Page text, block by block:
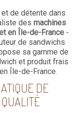
de détente dans
des machines
en Île-de-France-
de sandwichs
sa gamme de
et produit frais
Île-de-France.
DE